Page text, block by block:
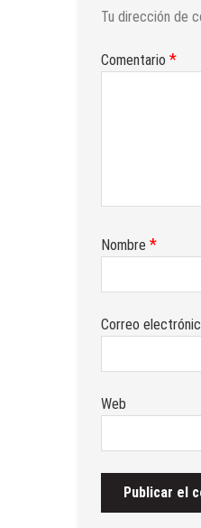
Tu dirección de
Comentario *
Nombre *
Correo
Web